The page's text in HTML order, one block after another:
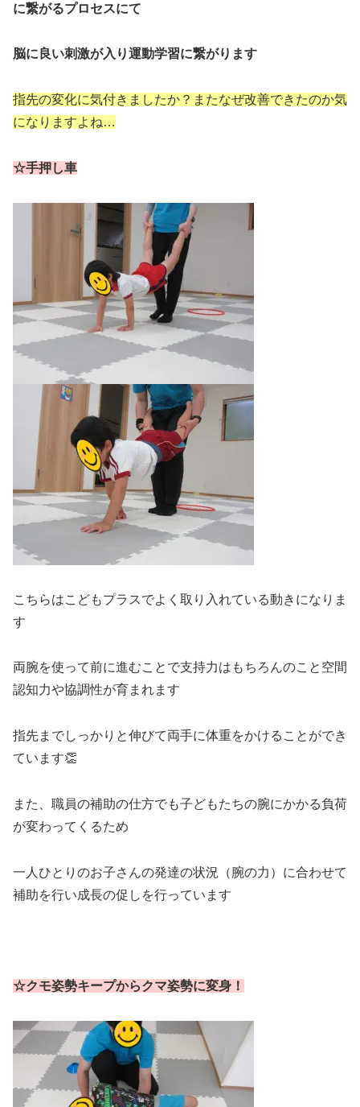
に繋がるプロセスにて
脳に良い刺激が入り運動学習に繋がります
指先の変化に気付きましたか？またなぜ改善できたのか気
になりますよね…
☆手押し車
こちらはこどもプラスでよく取り入れている動きになりま
す
両腕を使って前に進むことで支持力はもちろんのこと空間
認知力や協調性が育まれます
指先までしっかりと伸びて両手に体重をかけることができ
ています👏
また、職員の補助の仕方でも子どもたちの腕にかかる負荷
が変わってくるため
一人ひとりのお子さんの発達の状況（腕の力）に合わせて
補助を行い成長の促しを行っています
☆クモ姿勢キープからクマ姿勢に変身！